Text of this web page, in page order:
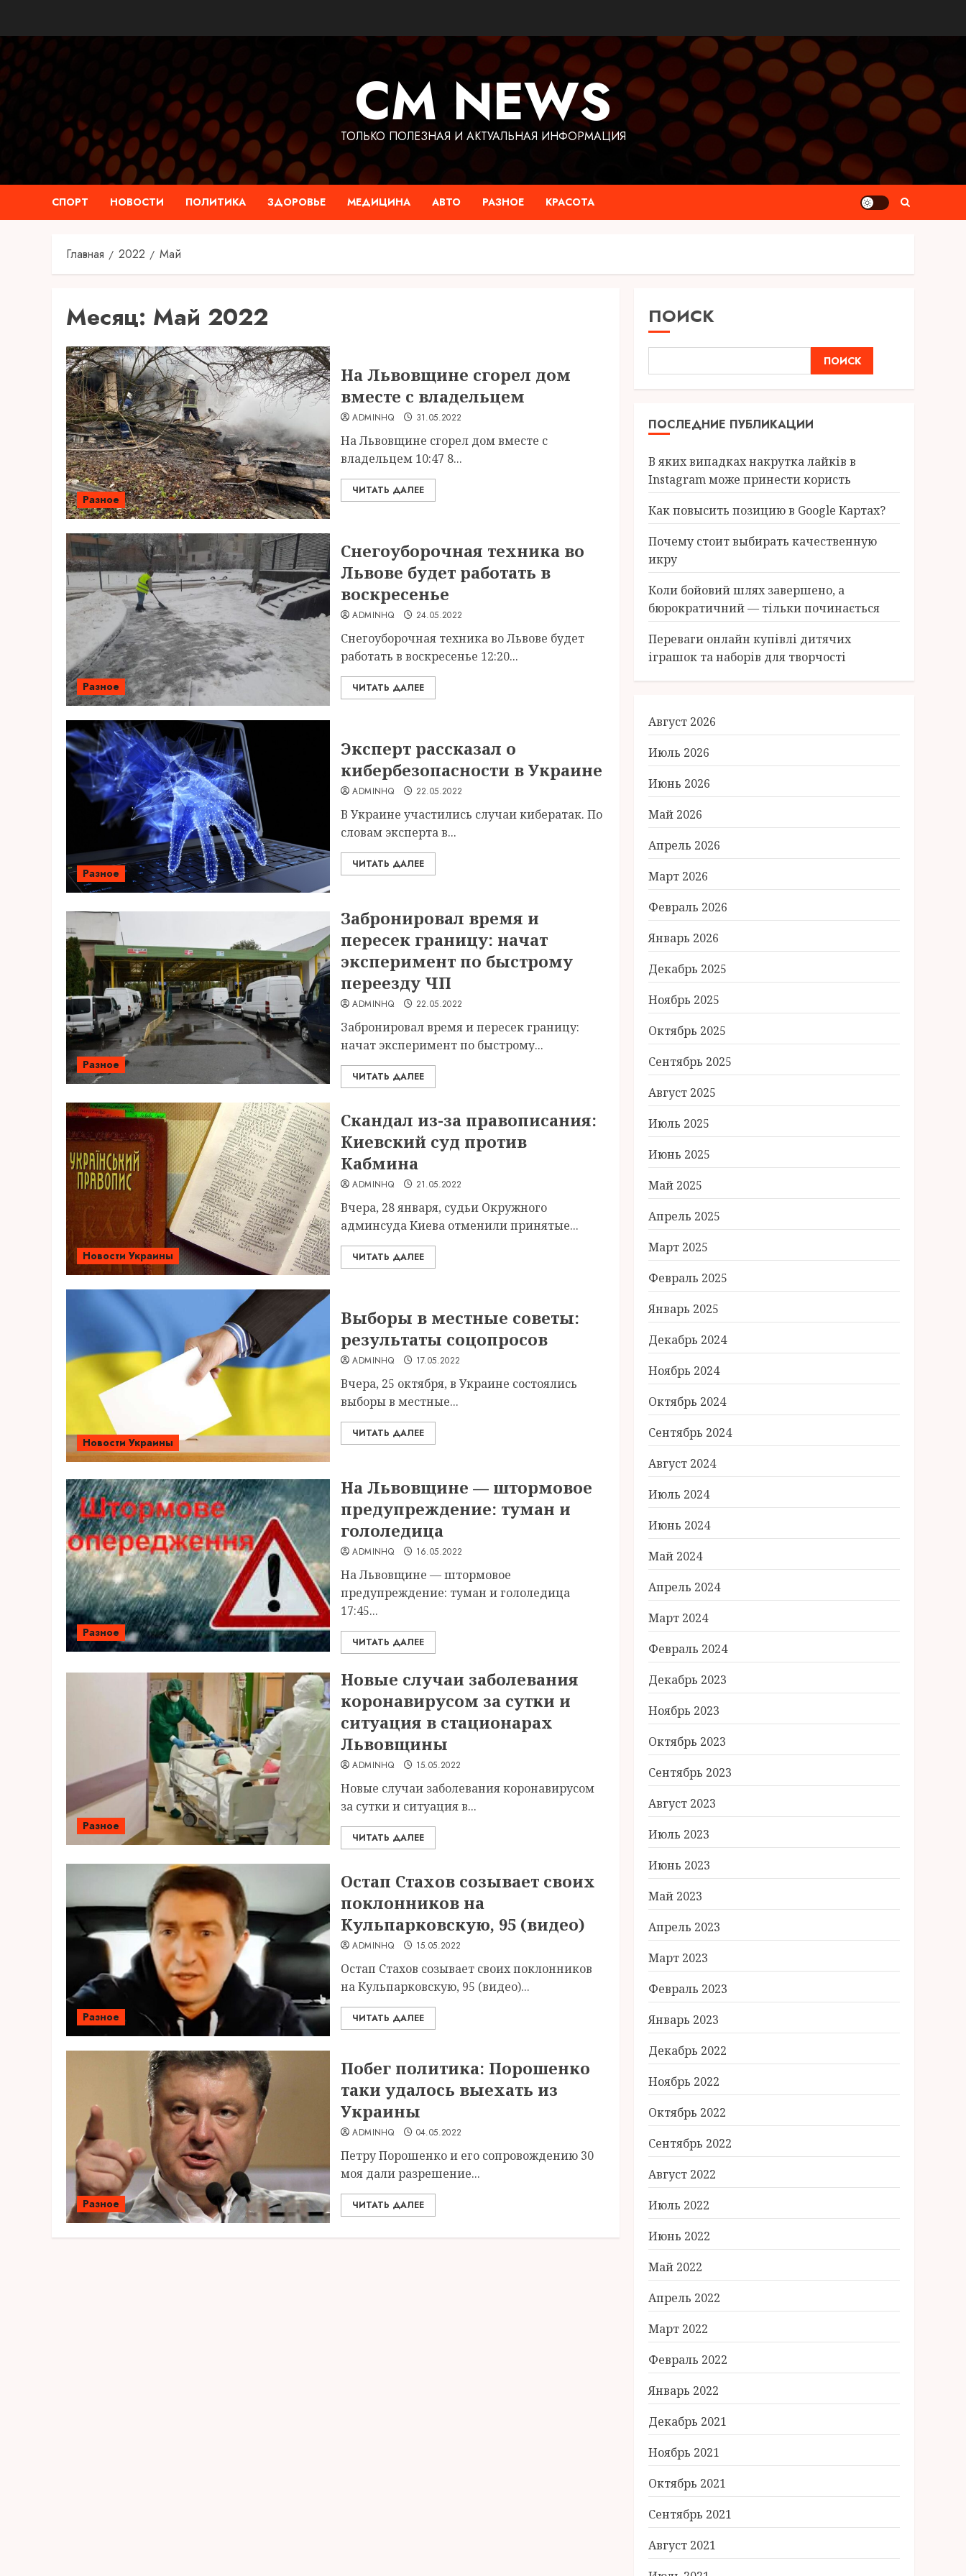
содержимому
CM NEWS
ТОЛЬКО ПОЛЕЗНАЯ И АКТУАЛЬНАЯ ИНФОРМАЦИЯ
СПОРТ НОВОСТИ ПОЛИТИКА ЗДОРОВЬЕ МЕДИЦИНА АВТО РАЗНОЕ КРАСОТА
Главная 2022 Май
Месяц: Май 2022
Разное
На Львовщине сгорел дом
вместе с владельцем
ADMINHQ 31.05.2022
На Львовщине сгорел дом вместе с
владельцем 10:47 8...
ЧИТАТЬ ДАЛЕЕ
Разное
Снегоуборочная техника во
Львове будет работать в
воскресенье
ADMINHQ 24.05.2022
Снегоуборочная техника во Львове будет
работать в воскресенье 12:20...
ЧИТАТЬ ДАЛЕЕ
Разное
Эксперт рассказал о
кибербезопасности в Украине
ADMINHQ 22.05.2022
В Украине участились случаи кибератак. По
словам эксперта в...
ЧИТАТЬ ДАЛЕЕ
Разное
Забронировал время и
пересек границу: начат
эксперимент по быстрому
переезду ЧП
ADMINHQ 22.05.2022
Забронировал время и пересек границу:
начат эксперимент по быстрому...
ЧИТАТЬ ДАЛЕЕ
Новости Украины
Скандал из-за правописания:
Киевский суд против
Кабмина
ADMINHQ 21.05.2022
Вчера, 28 января, судьи Окружного
админсуда Киева отменили принятые...
ЧИТАТЬ ДАЛЕЕ
Новости Украины
Выборы в местные советы:
результаты соцопросов
ADMINHQ 17.05.2022
Вчера, 25 октября, в Украине состоялись
выборы в местные...
ЧИТАТЬ ДАЛЕЕ
Разное
На Львовщине — штормовое
предупреждение: туман и
гололедица
ADMINHQ 16.05.2022
На Львовщине — штормовое
предупреждение: туман и гололедица
17:45...
ЧИТАТЬ ДАЛЕЕ
Разное
Новые случаи заболевания
коронавирусом за сутки и
ситуация в стационарах
Львовщины
ADMINHQ 15.05.2022
Новые случаи заболевания коронавирусом
за сутки и ситуация в...
ЧИТАТЬ ДАЛЕЕ
Разное
Остап Стахов созывает своих
поклонников на
Кульпарковскую, 95 (видео)
ADMINHQ 15.05.2022
Остап Стахов созывает своих поклонников
на Кульпарковскую, 95 (видео)...
ЧИТАТЬ ДАЛЕЕ
Разное
Побег политика: Порошенко
таки удалось выехать из
Украины
ADMINHQ 04.05.2022
Петру Порошенко и его сопровождению 30
моя дали разрешение...
ЧИТАТЬ ДАЛЕЕ
ПОИСК
ПОИСК
ПОСЛЕДНИЕ ПУБЛИКАЦИИ
В яких випадках накрутка лайків в
Instagram може принести користь
Как повысить позицию в Google Картах?
Почему стоит выбирать качественную
икру
Коли бойовий шлях завершено, а
бюрократичний — тільки починається
Переваги онлайн купівлі дитячих
іграшок та наборів для творчості
Август 2026
Июль 2026
Июнь 2026
Май 2026
Апрель 2026
Март 2026
Февраль 2026
Январь 2026
Декабрь 2025
Ноябрь 2025
Октябрь 2025
Сентябрь 2025
Август 2025
Июль 2025
Июнь 2025
Май 2025
Апрель 2025
Март 2025
Февраль 2025
Январь 2025
Декабрь 2024
Ноябрь 2024
Октябрь 2024
Сентябрь 2024
Август 2024
Июль 2024
Июнь 2024
Май 2024
Апрель 2024
Март 2024
Февраль 2024
Декабрь 2023
Ноябрь 2023
Октябрь 2023
Сентябрь 2023
Август 2023
Июль 2023
Июнь 2023
Май 2023
Апрель 2023
Март 2023
Февраль 2023
Январь 2023
Декабрь 2022
Ноябрь 2022
Октябрь 2022
Сентябрь 2022
Август 2022
Июль 2022
Июнь 2022
Май 2022
Апрель 2022
Март 2022
Февраль 2022
Январь 2022
Декабрь 2021
Ноябрь 2021
Октябрь 2021
Сентябрь 2021
Август 2021